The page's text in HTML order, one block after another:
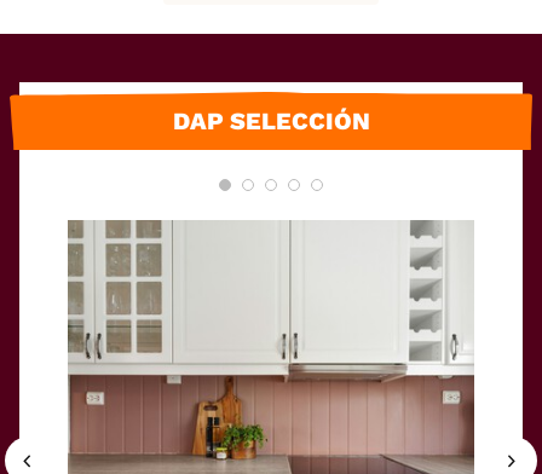
DAP SELECCIÓN